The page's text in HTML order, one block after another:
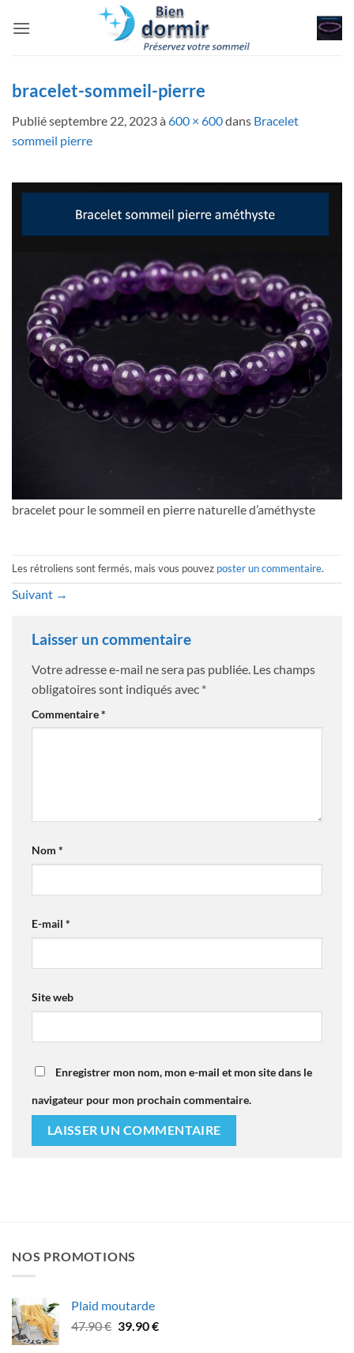
bracelet-sommeil-pierre
Publiéseptembre 22, 2023à 600 × 600dans Bracelet
sommeil pierre
bracelet pour le sommeil en pierre naturelle d’améthyste
Les rétroliens sont fermés, mais vous pouvez poster un commentaire.
Suivant →
Laisser un commentaire
Votre adresse e-mail ne sera pas publiée. Les champs
obligatoires sont indiqués avec *
Commentaire*
Nom *
E-mail *
Site web
Enregistrer mon nom, mon e-mail et mon site dans le
navigateur pour mon prochain commentaire.
NOS PROMOTIONS
Plaid moutarde
47.90€ Le
39.90€Le